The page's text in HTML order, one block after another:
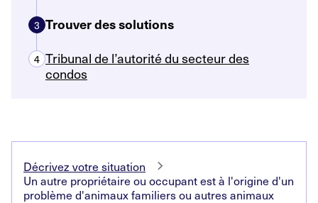
3 Trouver des solutions
4 Tribunal de l’autorité du secteur des
condos
Décrivez votre situation
Un autre propriétaire ou occupant est à l'origine d'un
problème d'animaux familiers ou autres animaux